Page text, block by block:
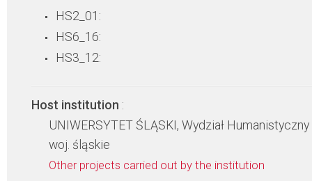
HS2_01:
HS6_16:
HS3_12:
Host institution :
UNIWERSYTET ŚLĄSKI, Wydział Humanistyczny
woj. śląskie
Other projects carried out by the institution